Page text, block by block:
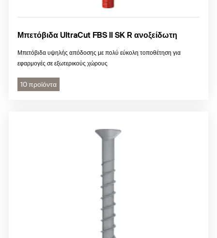
Μπετόβιδα UltraCut FBS II SK R ανοξείδωτη
Μπετόβιδα υψηλής απόδοσης με πολύ εύκολη τοποθέτηση για
εφαρμογές σε εξωτερικούς χώρους
10 προϊόντα